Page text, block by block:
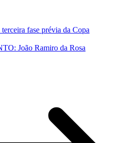
fase prévia da Copa
João Ramiro da Rosa